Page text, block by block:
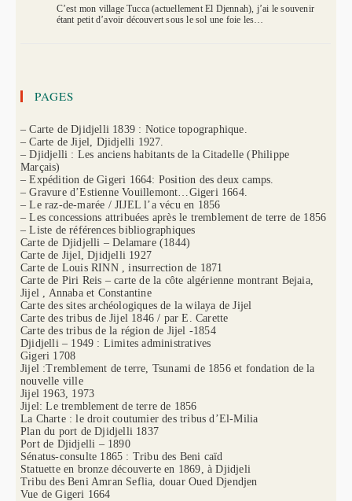
C’est mon village Tucca (actuellement El Djennah), j’ai le souvenir
étant petit d’avoir découvert sous le sol une foie les…
PAGES
– Carte de Djidjelli 1839 : Notice topographique.
– Carte de Jijel, Djidjelli 1927.
– Djidjelli : Les anciens habitants de la Citadelle (Philippe
Marçais)
– Expédition de Gigeri 1664: Position des deux camps.
– Gravure d’Estienne Vouillemont…Gigeri 1664.
– Le raz-de-marée / JIJEL l’a vécu en 1856
– Les concessions attribuées après le tremblement de terre de 1856
– Liste de références bibliographiques
Carte de Djidjelli – Delamare (1844)
Carte de Jijel, Djidjelli 1927
Carte de Louis RINN , insurrection de 1871
Carte de Piri Reis – carte de la côte algérienne montrant Bejaia,
Jijel , Annaba et Constantine
Carte des sites archéologiques de la wilaya de Jijel
Carte des tribus de Jijel 1846 / par E. Carette
Carte des tribus de la région de Jijel -1854
Djidjelli – 1949 : Limites administratives
Gigeri 1708
Jijel :Tremblement de terre, Tsunami de 1856 et fondation de la
nouvelle ville
Jijel 1963, 1973
Jijel: Le tremblement de terre de 1856
La Charte : le droit coutumier des tribus d’El-Milia
Plan du port de Djidjelli 1837
Port de Djidjelli – 1890
Sénatus-consulte 1865 : Tribu des Beni caïd
Statuette en bronze découverte en 1869, à Djidjeli
Tribu des Beni Amran Seflia, douar Oued Djendjen
Vue de Gigeri 1664